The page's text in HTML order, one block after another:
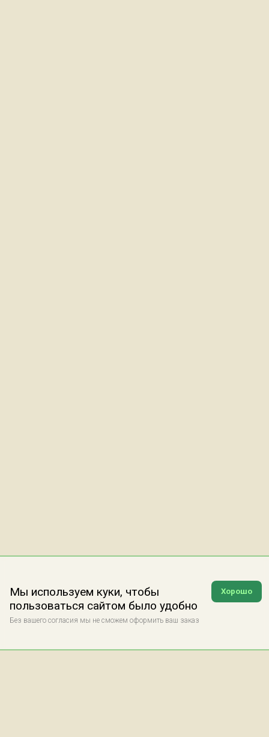
Хорошо
Мы используем куки, чтобы
пользоваться сайтом было удобно
Без вашего согласия мы не сможем оформить ваш заказ